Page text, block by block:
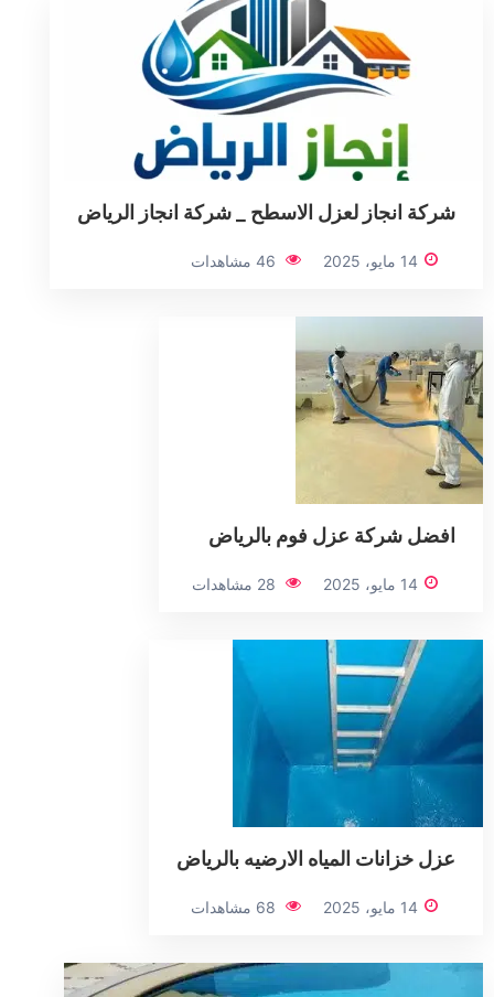
شركة انجاز لعزل الاسطح _ شركة انجاز الرياض
14 مايو، 2025 46 مشاهدات
افضل شركة عزل فوم بالرياض
14 مايو، 2025 28 مشاهدات
عزل خزانات المياه الارضيه بالرياض
14 مايو، 2025 68 مشاهدات